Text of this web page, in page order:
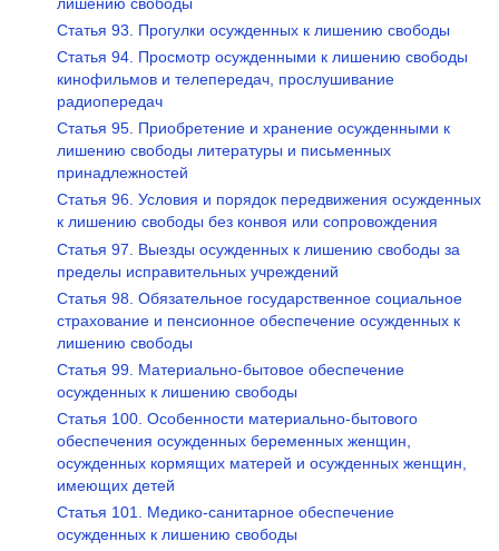
лишению свободы
Статья 93. Прогулки осужденных к лишению свободы
Статья 94. Просмотр осужденными к лишению свободы
кинофильмов и телепередач, прослушивание
радиопередач
Статья 95. Приобретение и хранение осужденными к
лишению свободы литературы и письменных
принадлежностей
Статья 96. Условия и порядок передвижения осужденных
к лишению свободы без конвоя или сопровождения
Статья 97. Выезды осужденных к лишению свободы за
пределы исправительных учреждений
Статья 98. Обязательное государственное социальное
страхование и пенсионное обеспечение осужденных к
лишению свободы
Статья 99. Материально-бытовое обеспечение
осужденных к лишению свободы
Статья 100. Особенности материально-бытового
обеспечения осужденных беременных женщин,
осужденных кормящих матерей и осужденных женщин,
имеющих детей
Статья 101. Медико-санитарное обеспечение
осужденных к лишению свободы